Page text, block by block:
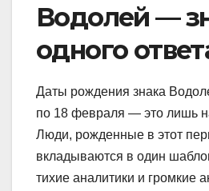
Водолей —
одного
Даты рождения знака
по 18 февраля — это лишь
Люди, рожденные в этот
вкладываются в один
тихие аналитики и громкие